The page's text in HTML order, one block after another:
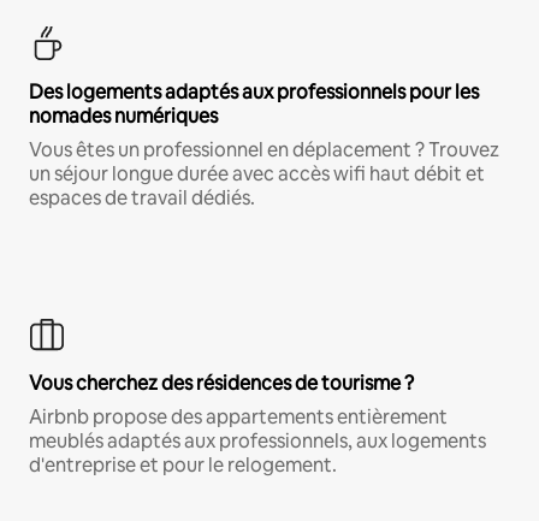
Des logements adaptés aux professionnels pour les
nomades numériques
Vous êtes un professionnel en déplacement ? Trouvez
un séjour longue durée avec accès wifi haut débit et
espaces de travail dédiés.
Vous cherchez des résidences de tourisme ?
Airbnb propose des appartements entièrement
meublés adaptés aux professionnels, aux logements
d'entreprise et pour le relogement.